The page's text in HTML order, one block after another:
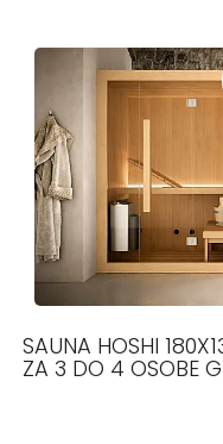
SAUNA HOSHI
ZA 3 DO 4 OSOBE